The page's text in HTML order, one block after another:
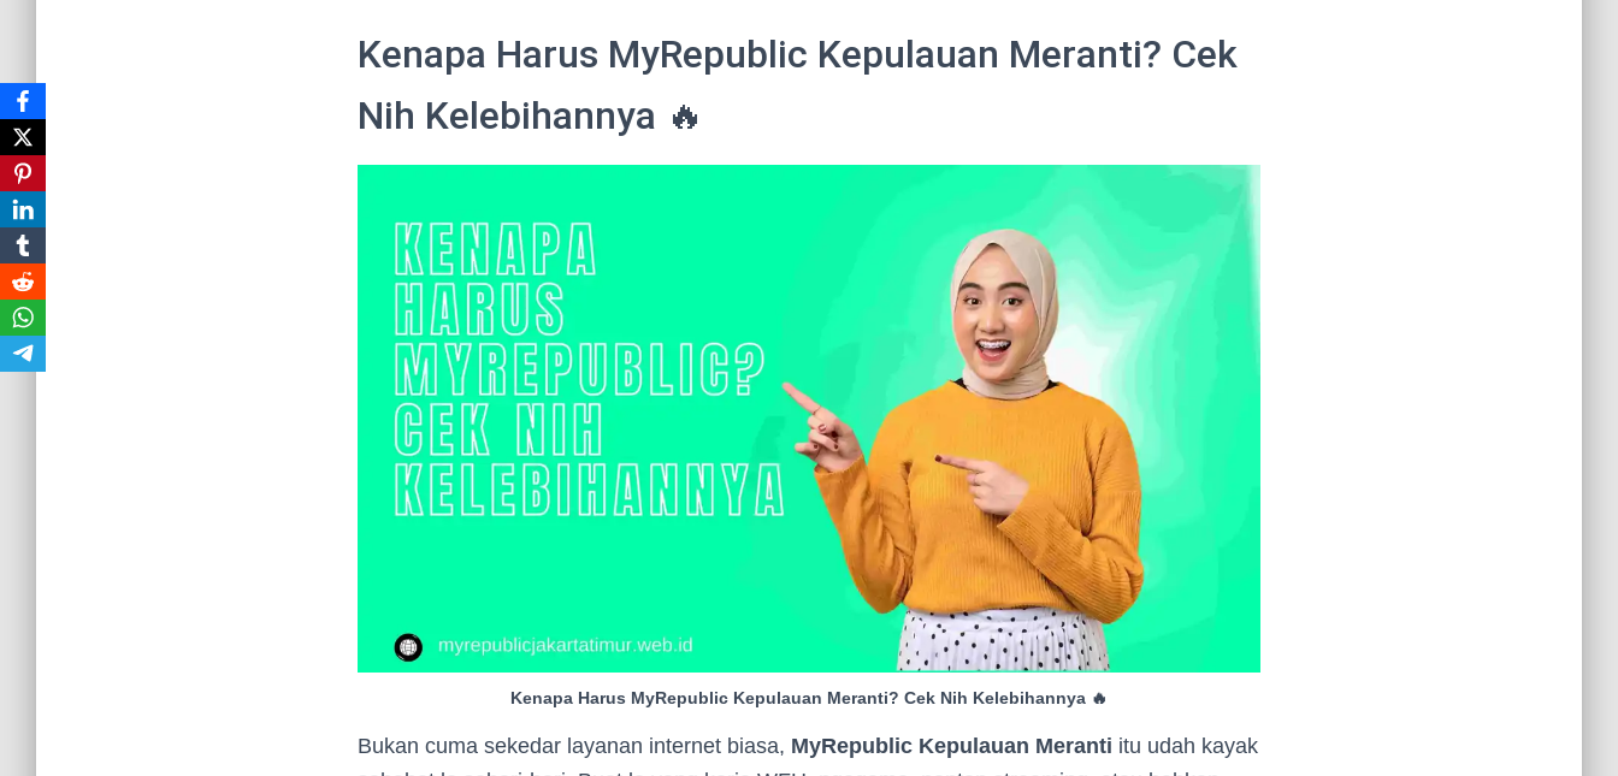
Kenapa Harus MyRepublic Kepulauan Meranti? Cek
Nih Kelebihannya 🔥
Kenapa Harus MyRepublic Kepulauan Meranti? Cek Nih Kelebihannya 🔥
Bukan cuma sekedar layanan internet biasa, MyRepublic Kepulauan Meranti itu udah kayak